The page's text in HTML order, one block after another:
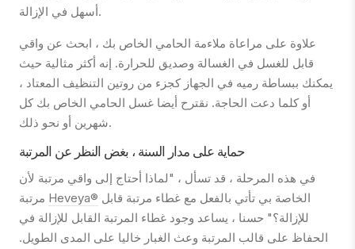
أسهل في الإزالة.
علاوة على مراعاة ملاءمة الحامي الخاص بك ، ابحث عن واقي
قابل للغسل في الغسالة وصديق للحرارة. إنه أكثر مثالية حيث
يمكنك ببساطة رميه في الجهاز كجزء من روتين التنظيف المعتاد ،
أو كلما دعت الحاجة. نقترح أيضا غسل الحامي الخاص بك كل
شهرين أو نحو ذلك.
حماية على مدار السنة ، بغض النظر عن المرتبة
في هذه المرحلة ، قد تسأل ، "لماذا أحتاج إلى واقي مرتبة لأن
Heveya®
للإزالة؟" حسنا ، يساعد وجود غطاء المرتبة القابل للإزالة في
الحفاظ على قالب المرتبة وعث الغبار خاليا على المدى الطويل.